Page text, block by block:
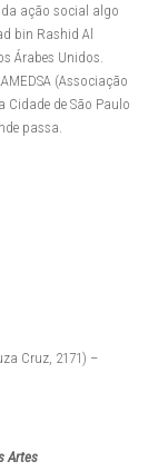
ação social algo
bin Rashid Al
Árabes Unidos.
(Associação
Cidade de São Paulo
passa.
Cruz, 2171) –
Artes